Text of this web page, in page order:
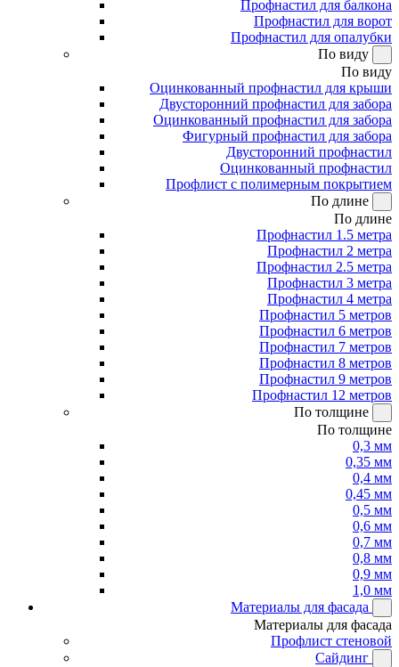
Профнастил для балкона
Профнастил для ворот
Профнастил для опалубки
По виду
По виду
Оцинкованный профнастил для крыши
Двусторонний профнастил для забора
Оцинкованный профнастил для забора
Фигурный профнастил для забора
Двусторонний профнастил
Оцинкованный профнастил
Профлист с полимерным покрытием
По длине
По длине
Профнастил 1.5 метра
Профнастил 2 метра
Профнастил 2.5 метра
Профнастил 3 метра
Профнастил 4 метра
Профнастил 5 метров
Профнастил 6 метров
Профнастил 7 метров
Профнастил 8 метров
Профнастил 9 метров
Профнастил 12 метров
По толщине
По толщине
0,3 мм
0,35 мм
0,4 мм
0,45 мм
0,5 мм
0,6 мм
0,7 мм
0,8 мм
0,9 мм
1,0 мм
Материалы для фасада
Материалы для фасада
Профлист стеновой
Сайдинг